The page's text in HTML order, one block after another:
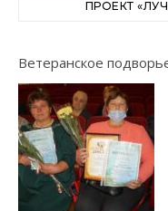
ПРОЕКТ
Ветеранское